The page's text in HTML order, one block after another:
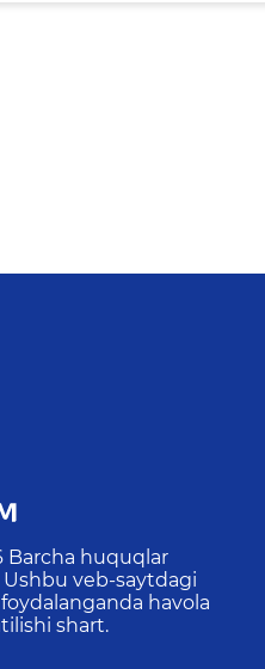
Barcha huquqlar
veb-saytdagi
havola
shart.